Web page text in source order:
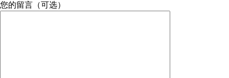
您的留言（可选）